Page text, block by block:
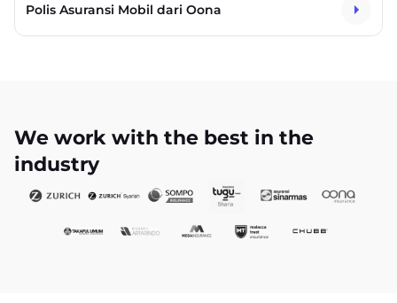
Polis Asuransi Mobil dari Oona
We work with the best in the
industry